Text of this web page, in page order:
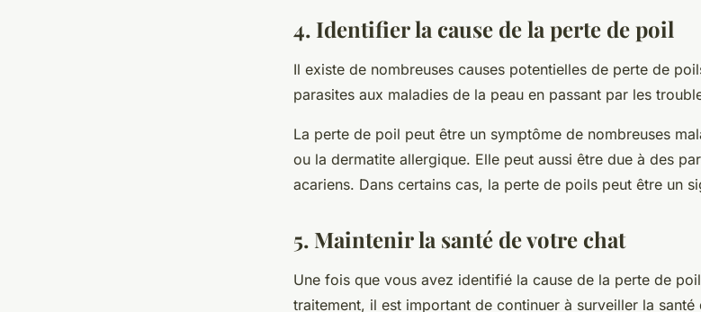
4. Identifier la cause de la perte de poil
Il existe de nombreuses causes potentielles de perte de
parasites aux maladies de la peau en passant par les
La perte de poil peut être un symptôme de nombreuses
ou la dermatite allergique. Elle peut aussi être due à des
acariens. Dans certains cas, la perte de poils peut être un
5. Maintenir la santé de votre chat
Une fois que vous avez identifié la cause de la perte de
traitement, il est important de continuer à surveiller la santé